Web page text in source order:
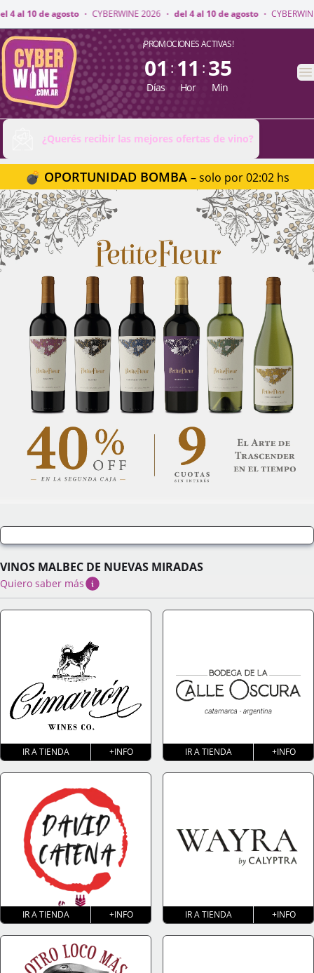
2026 · del 4 al 10 de agosto · CYBERWINE 2026 · del 4 al 10 de
CyberWine ¡PROMOCIONES ACTIVAS!
01
Días
: 11
Hor
: 35
Min
¿Querés recibir las mejores ofertas de vino?
💣 OPORTUNIDAD BOMBA – solo por 02:02 hs
VINOS MALBEC DE NUEVAS MIRADAS
Quiero saber más
IR A TIENDA +INFO IR A TIENDA +INFO
IR A TIENDA +INFO IR A TIENDA +INFO